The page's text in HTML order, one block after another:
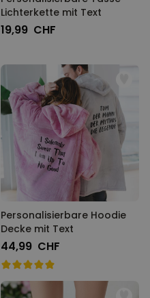
Lichterkette mit Text
19,99 CHF
Personalisierbare Hoodie
Decke mit Text
44,99 CHF